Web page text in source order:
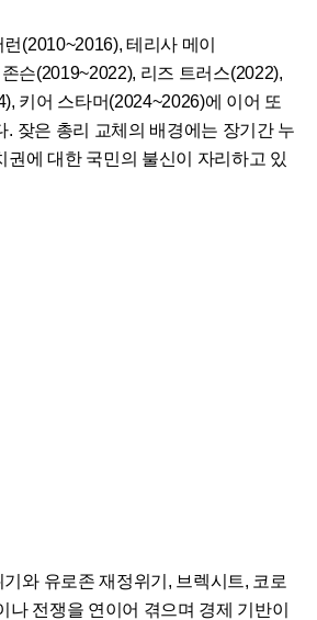
(2010~2016), 테리사 메이
슨(2019~2022), 리즈 트러스(2022),
키어 스타머(2024~2026)에 이어 또
. 잦은 총리 교체의 배경에는 장기간 누
권에 대한 국민의 불신이 자리하고 있
와 유로존 재정위기, 브렉시트, 코로
나 전쟁을 연이어 겪으며 경제 기반이